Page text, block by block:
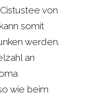
von
somit
werden.
an
wie beim